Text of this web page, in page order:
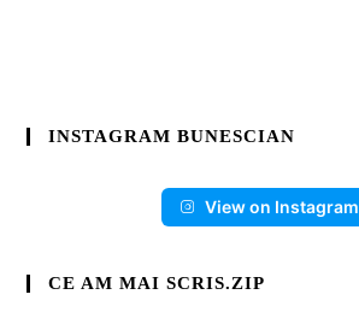
INSTAGRAM BUNESCIAN
View on Instagram
CE AM MAI SCRIS.ZIP